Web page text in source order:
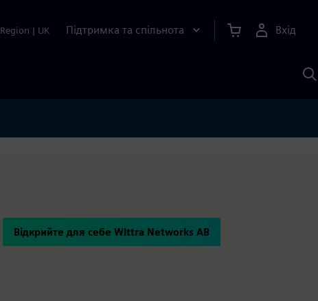
Region | UK Підтримка та спільнота Вхід
Відкрийте для себе Wittra Networks AB